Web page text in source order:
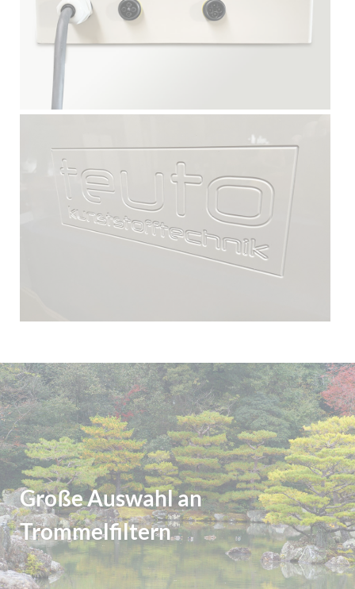
Große Auswahl an
Trommelfiltern